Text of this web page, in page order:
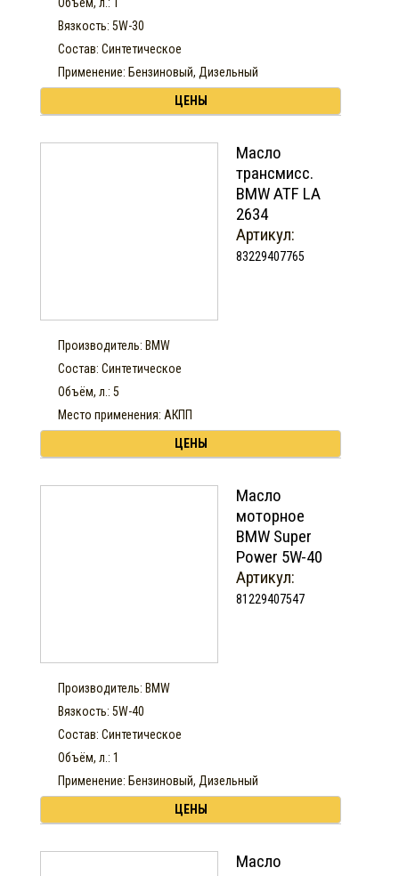
Вязкость: 5W-30
Состав: Синтетическое
Применение: Бензиновый, Дизельный
ЦЕНЫ
Масло
трансмисс.
BMW ATF LA
2634
Артикул:
83229407765
Производитель: BMW
Состав: Синтетическое
Объём, л.: 5
Место применения: АКПП
ЦЕНЫ
Масло
моторное
BMW Super
Power 5W-40
Артикул:
81229407547
Производитель: BMW
Вязкость: 5W-40
Состав: Синтетическое
Объём, л.: 1
Применение: Бензиновый, Дизельный
ЦЕНЫ
Масло